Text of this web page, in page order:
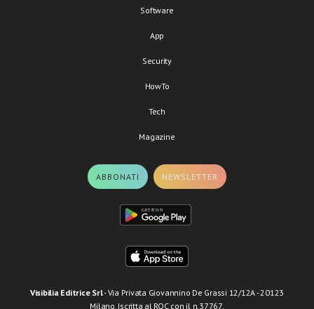
Software
App
Security
HowTo
Tech
Magazine
ABBONATI NEWSLETTER
Visibilia Editrice Srl- Via Privata Giovannino De Grassi 12/12A - 20123
Milano. Iscritta al ROC con il n.37767.